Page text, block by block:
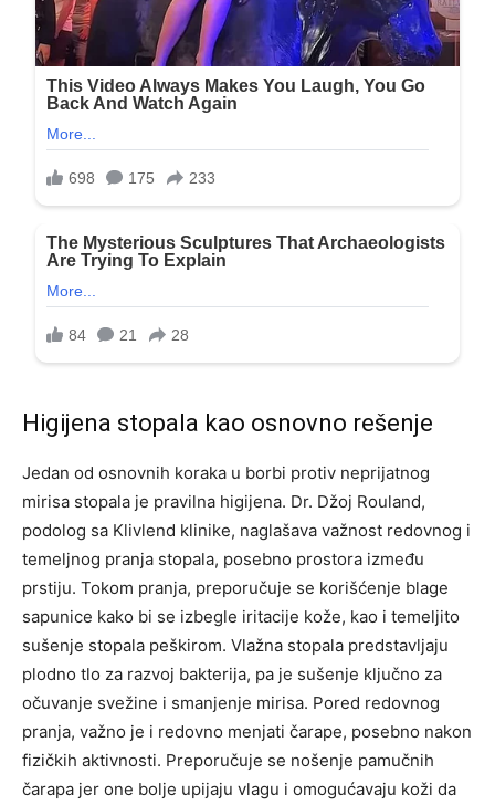
Higijena stopala kao osnovno rešenje
Jedan od osnovnih koraka u borbi protiv neprijatnog
mirisa stopala je pravilna higijena. Dr. Džoj Rouland,
podolog sa Klivlend klinike, naglašava važnost redovnog i
temeljnog pranja stopala, posebno prostora između
prstiju. Tokom pranja, preporučuje se korišćenje blage
sapunice kako bi se izbegle iritacije kože, kao i temeljito
sušenje stopala peškirom. Vlažna stopala predstavljaju
plodno tlo za razvoj bakterija, pa je sušenje ključno za
očuvanje svežine i smanjenje mirisa. Pored redovnog
pranja, važno je i redovno menjati čarape, posebno nakon
fizičkih aktivnosti. Preporučuje se nošenje pamučnih
čarapa jer one bolje upijaju vlagu i omogućavaju koži da